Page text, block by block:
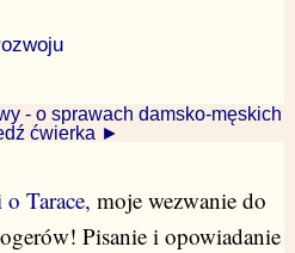
- o sprawach damsko-męskich
ćwierka ►
Tarace, moje wezwanie do
Pisanie i opowiadanie